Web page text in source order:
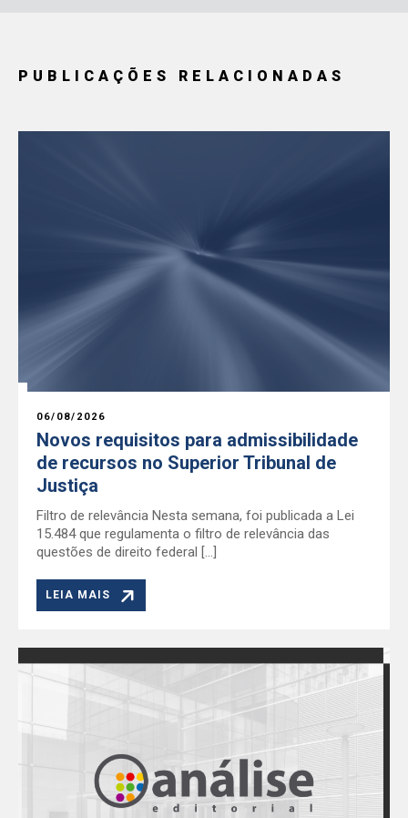
PUBLICAÇÕES RELACIONADAS
06/08/2026
Novos requisitos para admissibilidade
de recursos no Superior Tribunal de
Justiça
Filtro de relevância Nesta semana, foi publicada a Lei
15.484 que regulamenta o filtro de relevância das
questões de direito federal […]
LEIA MAIS